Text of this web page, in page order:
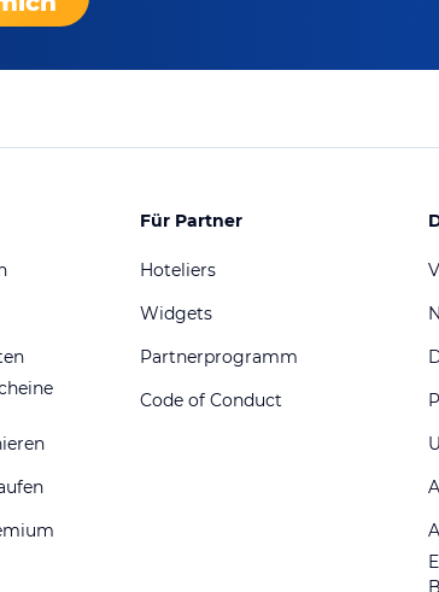
Für Partner
Hoteliers
Widgets
Partnerprogramm
Code of Conduct